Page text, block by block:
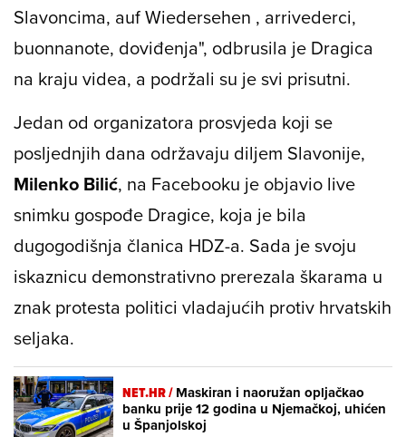
Slavoncima, auf Wiedersehen , arrivederci,
buonnanote, doviđenja", odbrusila je Dragica
na kraju videa, a podržali su je svi prisutni.
Jedan od organizatora prosvjeda koji se
posljednjih dana održavaju diljem Slavonije,
Milenko Bilić, na Facebooku je objavio live
snimku gospođe Dragice, koja je bila
dugogodišnja članica HDZ-a. Sada je svoju
iskaznicu demonstrativno prerezala škarama u
znak protesta politici vladajućih protiv hrvatskih
seljaka.
NET.HR /Maskiran i naoružan opljačkao
banku prije 12 godina u Njemačkoj, uhićen
u Španjolskoj